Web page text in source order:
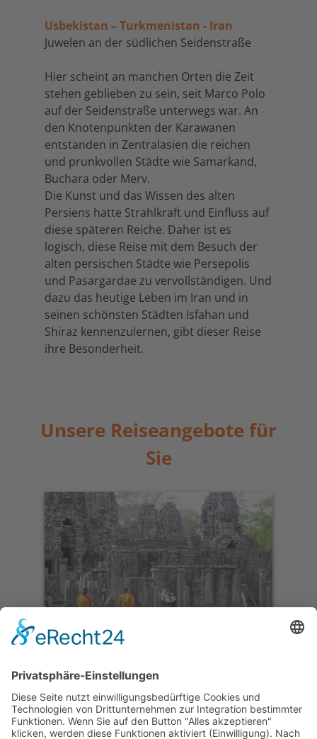
Usbekistan – Turkmenistan - Iran
Juwelen an der südlichen Seidenstraße
Hier scheint an manchen Orten die Zeit
stehen geblieben zu sein, seit Marco Polo
auf der Seidenstraße unterwegs war. An
den Knotenpunkten der Karawanen
entstanden in Zentralasien die reichen
und prunkvollen Städte wie Samarkand,
Buchara oder Merv.
Die Kunst und das Wissen des alten
Persiens hatte Strahlkraft und Einfluss auf
diese späteren Reiche. Daher ist es
logisch, diese Reise mit dem Besuch der
alten persischen Städte wie Persepolis
und Pasargardae zu vervollständigen. Und
dazu das heutige Leben im Iran und in
seinen schönsten Städten Isfahan und
Shiraz kennenzulernen, gibt dieser Reise
ihre Besonderheit.
Unsere Reiseangebote für
Sie
Gruppenreise Höhepunkte
Südostasiens
15 Tage ab Luang Prabang/bis Siem